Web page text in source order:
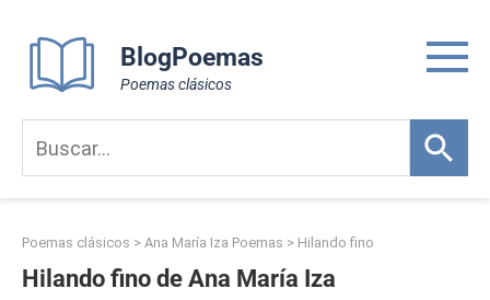
content
BlogPoemas
Poemas clásicos
Poemas clásicos > Ana María Iza Poemas > Hilando fino
Hilando fino de Ana María Iza